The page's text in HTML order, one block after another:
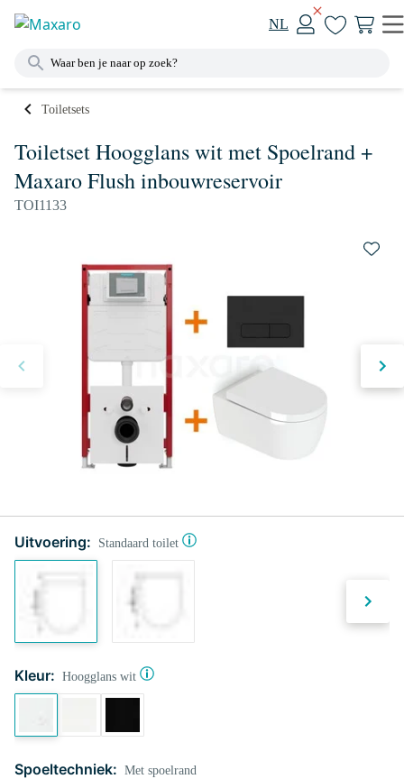
NL
Toiletsets
Toiletset Hoogglans wit met Spoelrand +
Maxaro Flush inbouwreservoir
TOI1133
Uitvoering: Standaard toilet
Kleur: Hoogglans wit
Spoeltechniek: Met spoelrand